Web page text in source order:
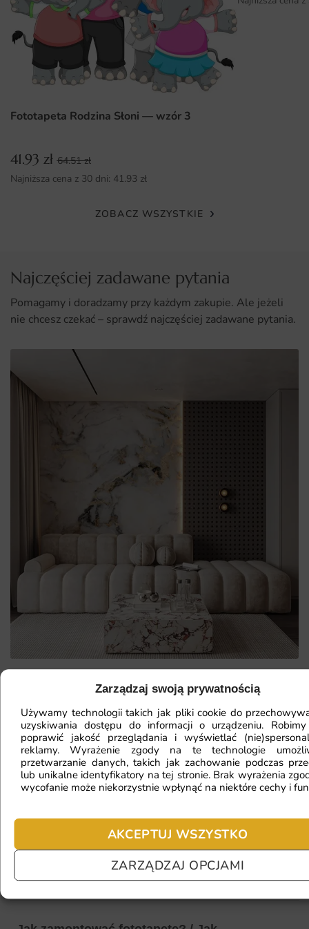
Zarządzaj swoją prywatnością
Używamy technologii takich jak pliki cookie do
uzyskiwania dostępu do informacji o urządzeniu.
poprawić jakość przeglądania i wyświetlać
reklamy. Wyrażenie zgody na te technologie
przetwarzanie danych, takich jak zachowanie podczas
lub unikalne identyfikatory na tej stronie. Brak wyrażenia
wycofanie może niekorzystnie wpłynąć na niektóre cechy i
AKCEPTUJ WSZYSTKO
ZARZĄDZAJ OPCJAMI
wnętrze.
Dostępność różnych wymiarów, co pozwala na idealne
dopasowanie do Twojej przestrzeni.
Fototapeta Rodzina Słoni — wzór 3
41.93 zł 64.51zł
Najniższa cena z 30 dni: 41.93 zł
ZOBACZ WSZYSTKIE
Najczęściej zadawane pytania
Pomagamy i doradzamy przy każdym zakupie. Ale jeżeli
nie chcesz czekać – sprawdź najczęściej zadawane pytania.
czy da się na niej położyć
fototapetę?
Ile będę czekać na realizację
zamówienia?
Czy mogę zwrócić fototapetę?